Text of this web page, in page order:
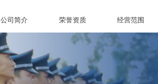
公司简介 荣誉资质 经营范围